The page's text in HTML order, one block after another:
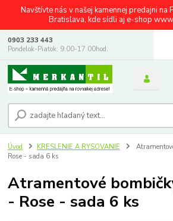
Navštívte nás v našej kamennej predajni na
Bratislava, kde sídli aj e-shop
0903 233 443
Pondelok-Piatok: 9.00-17.00hod.
Úvod KRESLENIE A RYSOVANIE
Rose - sada 6 ks
Atramentové
- Rose - sada 6 ks